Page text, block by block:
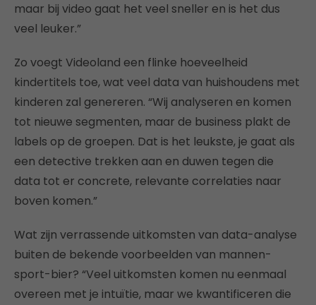
maar bij video gaat het veel sneller en is het dus
veel leuker.”
Zo voegt Videoland een flinke hoeveelheid
kindertitels toe, wat veel data van huishoudens met
kinderen zal genereren. “Wij analyseren en komen
tot nieuwe segmenten, maar de business plakt de
labels op de groepen. Dat is het leukste, je gaat als
een detective trekken aan en duwen tegen die
data tot er concrete, relevante correlaties naar
boven komen.”
Wat zijn verrassende uitkomsten van data-analyse
buiten de bekende voorbeelden van mannen-
sport-bier? “Veel uitkomsten komen nu eenmaal
overeen met je intuïtie, maar we kwantificeren die